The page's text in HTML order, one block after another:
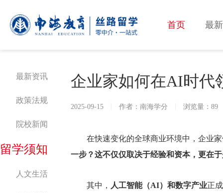
首页 最
最新资讯
政策法规
院校新闻
留学须知
人文生活
企业家如何在AI时代
2025-09-15 作者：南海学分 浏览量：89
在快速变化的全球商业环境中，企业
一步？这不仅仅取决于经验和资本，更在
其中， 人工智能（AI）和数字产业正